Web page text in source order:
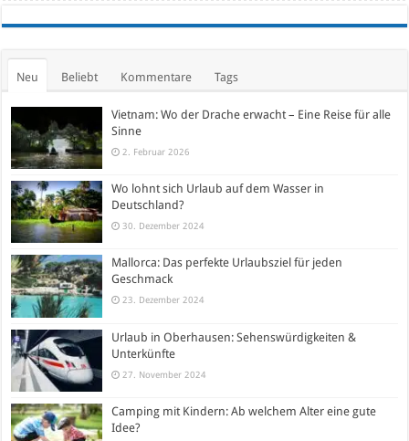
Neu Beliebt Kommentare Tags
Vietnam: Wo der Drache erwacht – Eine Reise für alle
Sinne
2. Februar 2026
Wo lohnt sich Urlaub auf dem Wasser in
Deutschland?
30. Dezember 2024
Mallorca: Das perfekte Urlaubsziel für jeden
Geschmack
23. Dezember 2024
Urlaub in Oberhausen: Sehenswürdigkeiten &
Unterkünfte
27. November 2024
Camping mit Kindern: Ab welchem Alter eine gute
Idee?